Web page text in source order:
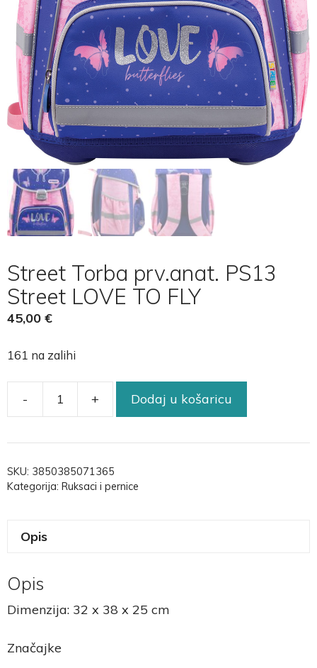
Street Torba prv.anat. PS13
Street LOVE TO FLY
45,00 €
161 na zalihi
- + Dodaj u košaricu
SKU: 3850385071365
Kategorija: Ruksaci i pernice
Opis
Opis
Dimenzija: 32 x 38 x 25 cm
Značajke